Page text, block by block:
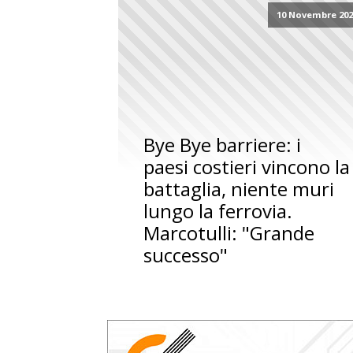
10 Novembre
Bye Bye barriere: i
paesi costieri vincono la
battaglia, niente muri
lungo la ferrovia.
Marcotulli: "Grande
successo"